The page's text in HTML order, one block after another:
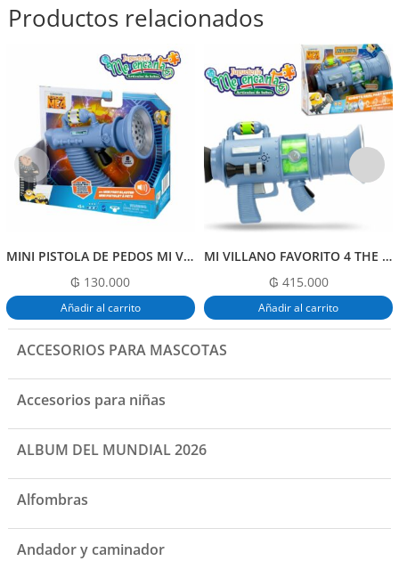
c
b
o
o
k
at
p
p
itt
er
ai
l
m
ar
Productos relacionados
MINI PISTOLA DE PEDOS MI VILLANO FAVORITO 4
₲ 130.000
Añadir al carrito
MI VILLANO FAVORITO 4 THE ULTIMATE FART BLASTER
₲ 415.000
Añadir al carrito
ACCESORIOS PARA MASCOTAS
Accesorios para niñas
ALBUM DEL MUNDIAL 2026
Alfombras
Andador y caminador